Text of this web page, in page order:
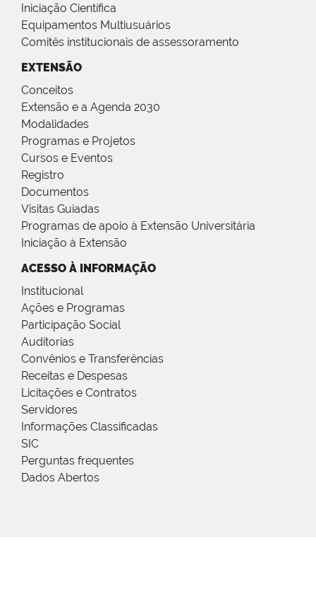
Iniciação Científica
Equipamentos Multiusuários
Comitês institucionais de assessoramento
EXTENSÃO
Conceitos
Extensão e a Agenda 2030
Modalidades
Programas e Projetos
Cursos e Eventos
Registro
Documentos
Visitas Guiadas
Programas de apoio à Extensão Universitária
Iniciação à Extensão
ACESSO À INFORMAÇÃO
Institucional
Ações e Programas
Participação Social
Auditorias
Convênios e Transferências
Receitas e Despesas
Licitações e Contratos
Servidores
Informações Classificadas
SIC
Perguntas frequentes
Dados Abertos